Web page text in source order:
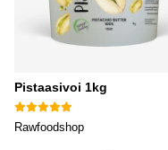
Pistaasivoi 1kg
Rawfoodshop